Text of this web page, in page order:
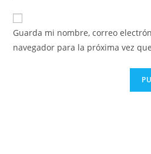
Guarda mi nombre, correo
navegador para la próxima vez